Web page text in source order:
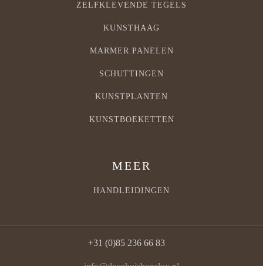
ZELFKLEVENDE TEGELS
KUNSTHAAG
MARMER PANELEN
SCHUTTINGEN
KUNSTPLANTEN
KUNSTBOEKETTEN
MEER
HANDLEIDINGEN
+31 (0)85 236 66 83